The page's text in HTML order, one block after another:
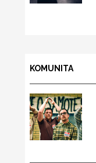
KOMUNITA